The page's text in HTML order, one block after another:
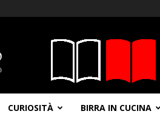
CURIOSITÀ BIRRA IN CUCINA